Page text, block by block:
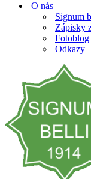
O nás
Signum
Zápisky
Fotoblog
Odkazy